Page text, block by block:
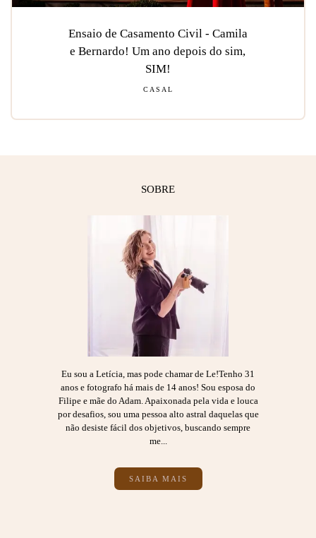
Ensaio de Casamento Civil - Camila
e Bernardo! Um ano depois do sim,
SIM!
CASAL
SOBRE
Eu sou a Letícia, mas pode chamar de Le!Tenho 31
anos e fotografo há mais de 14 anos! Sou esposa do
Filipe e mãe do Adam. Apaixonada pela vida e louca
por desafios, sou uma pessoa alto astral daquelas que
não desiste fácil dos objetivos, buscando sempre
me...
SAIBA MAIS